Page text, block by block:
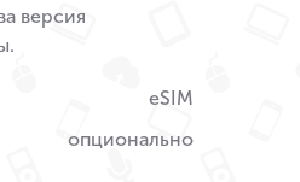
версия
eSIM
опционально